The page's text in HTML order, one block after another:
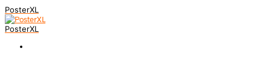
PosterXL
PosterXL